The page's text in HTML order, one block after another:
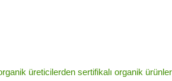
üreticilerden sertifikalı organik ürünler